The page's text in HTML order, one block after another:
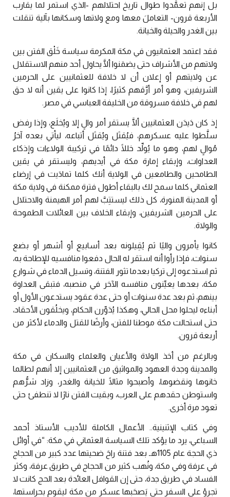
بل إنهم تعمَّدوا طوال تاريخ احتلالهم -الذي استمر لما يقارب
الأربعة قرون- التعاملَ معها ومع ولاتها وسكانها بآلية تنقلت
بين الغدر والحيلة والخيانة.
فقد اعتمد العثمانيون في مكة المكرمة سياسة خَلْق الفتن بين
ولاتهم من الأشراف حتى يضمَنوا ألَّا يحاول أحد منهم الاستقلال
عن ولايتهم أو إعلان أن لا خلافة للعثمانيين على الحرمين
الشريفين، وهو أمر أرَّقهم كثيرًا، إذا كانوا على يقين أنه لا حق
لهم في خلافة مسروقة من الخليفة العباسي في مصر.
إذ كان دَيدَن العثمانيين ألَّا يستقر أمر والٍ إلا ويُخلَع، وإذا رفض
سلَّطوا عليه عسكرهم، فيُقتَل ويُقتَل أتباعه، ليأتي بعده آخرُ
مُوالٍ لهم، وهو ما يُولِّد خللًا دائمًا في تركيبة الولاءات وإذكاء
العداوات، وإبقاء إمارة مكة في أيديهم، وليستقر في يقين
الطامحين والطامعين في الولاية أنك كلما تمادَيت في إرضاء
العثماني كلما سمح لك بالبقاء أطول فترة ممكنة في ولاية مكة
أو المدينة المنورة، كل ذلك ليستتِبَّ لهم أمر الهيمنة والاحتلال
على الحرمين الشريفين، وإبقاء الخلاف بين العائلات الطموحة
والولاة.
كانوا يأمرون واليًا ثم يُقِيلونه بعد أسابيع أو أشهر أو بضع
سنوات، فإذا رأوا أنه استقر له الحال دفعوا منافسيه للإطاحة به،
ثم استدعوه إلى تركيا بعدما تثور الفتنة، وتسيل الدماء في شوارع
مكة، بعدها يعيِّنون منافسه الآخر في منصبه، فتبقى العداوة
بينهم، ثم بعد عدة سنوات أو حتى عدة عقود يستدعون الأول أو
أبناءه ليحلوا محل الحالي، وهكذا يُدَوِّرن الحكام، ويخلُقون الأحقاد،
حتى استحالت مكة موطنا للفتن، وأرضًا للقتل والدماء لأكثر من
أربعة قرون.
وبالرغم من أخذ الولاة والأعيان والعلماء والسكان في مكة
والمدينة وجدة العهود والمواثيق من العثمانيين إلا أنهم لطالما
خانوها ونقضوها، وأصبحوا مثالًا للخيانة والغدر، وزاد شرُّهم
واستوطن حقدهم على العرب، وبقيت الفتن نارًا لا تنطفئ حتى
تعود مرة أخرى.
وفي كتاب الإثنينية.. الأعمال الكاملة للأديب الأستاذ أحمد
السباعي، يرد ما يؤكد تلك السياسة العثماني في مكة: “في أوائل
ذي الحجة عام 1105هـ بعد فتنة راحَ ضحيتها عدد كبير من الحجاج
في عرفة وفي مكة، ونُهب كثير من الحجاج في طريق عرفة، وكثر
الفساد في طريق جدة، حتى إن القوافل العائدة بعد الحج كانت لا
تجرؤ على السفر حتى يَصحَبها عسكر من مكة ليقوم بحراستها،